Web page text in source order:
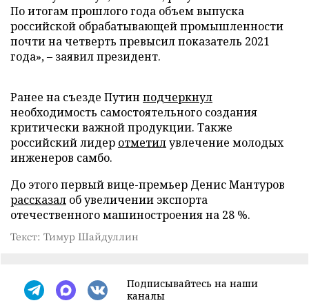
По итогам прошлого года объем выпуска
российской обрабатывающей промышленности
почти на четверть превысил показатель 2021
года», – заявил президент.
Ранее на съезде Путин подчеркнул
необходимость самостоятельного создания
критически важной продукции. Также
российский лидер отметилувлечение молодых
инженеров самбо.
До этого первый вице-премьер Денис Мантуров
рассказал об увеличении экспорта
отечественного машиностроения на 28 %.
Текст: Тимур Шайдуллин
Подписывайтесь на наши
каналы